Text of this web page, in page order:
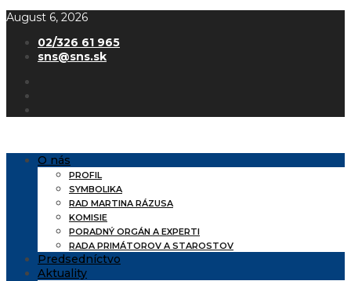
August 6, 2026
02/326 61 965
sns@sns.sk
O nás
PROFIL
SYMBOLIKA
RAD MARTINA RÁZUSA
KOMISIE
PORADNÝ ORGÁN A EXPERTI
RADA PRIMÁTOROV A STAROSTOV
Predsedníctvo
Aktuality